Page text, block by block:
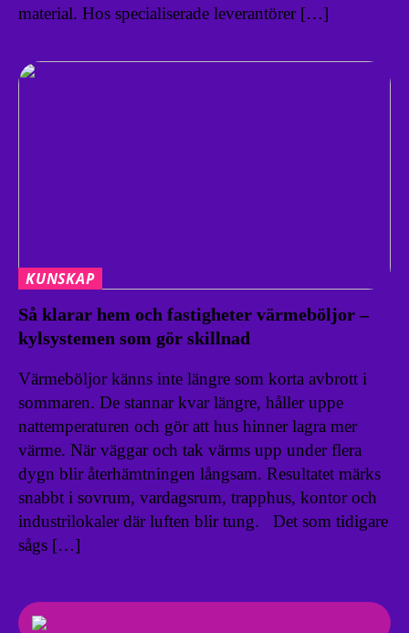
material. Hos specialiserade leverantörer […]
KUNSKAP
Så klarar hem och fastigheter värmeböljor –
kylsystemen som gör skillnad
Värmeböljor känns inte längre som korta avbrott i
sommaren. De stannar kvar längre, håller uppe
nattemperaturen och gör att hus hinner lagra mer
värme. När väggar och tak värms upp under flera
dygn blir återhämtningen långsam. Resultatet märks
snabbt i sovrum, vardagsrum, trapphus, kontor och
industrilokaler där luften blir tung. Det som tidigare
sågs […]